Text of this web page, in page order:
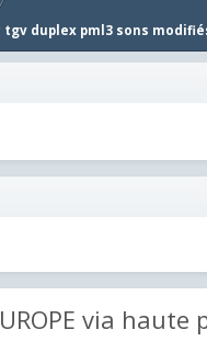
tgv duplex pml3 sons
via